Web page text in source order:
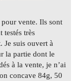
vente. Ils sont
testés très
Je suis ouvert à
la partie dont le
à la vente, je n’ai
concave 84g, 50